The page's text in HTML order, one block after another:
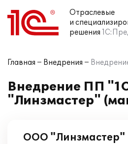
Отраслевые
и
решения
Главная Внедрения
Внедрение ПП
"Линзмастер"
ООО "Линзмастер"